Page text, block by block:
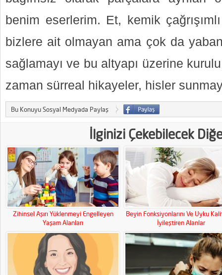
benim eserlerim. Et, kemik
bizlere ait olmayan ama çok da
sağlamayı ve bu altyapı üzerine
zaman sürreal hikayeler, hisler
Bu Konuyu Sosyal Medyada Paylaş
İlginizi Çekebilecek
Zihinsel Aşırı Yüklenmeyi Engelleyen
Yaşam Alanları
Beyin Fonksiyonlarını Ve Uyku
İyileştiren Alanlar